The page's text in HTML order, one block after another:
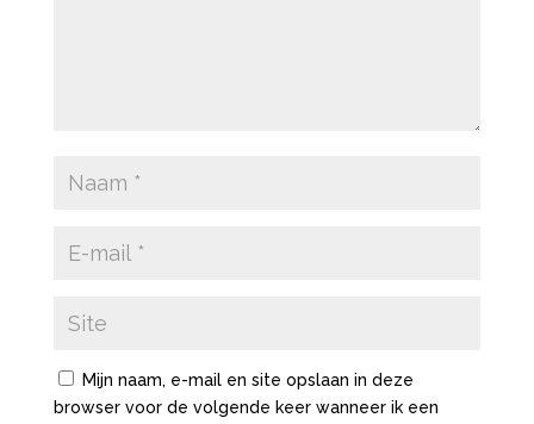
Mijn naam, e-mail en site opslaan in deze
browser voor de volgende keer wanneer ik een